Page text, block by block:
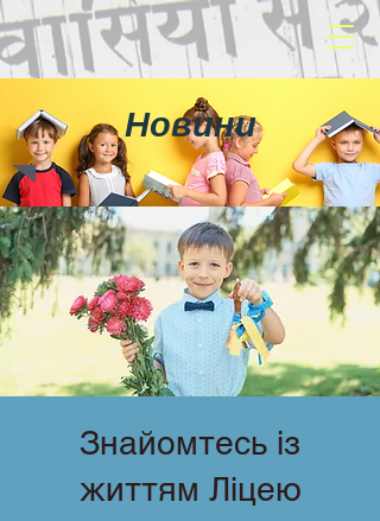
Новини
Знайомтесь із
життям Ліцею